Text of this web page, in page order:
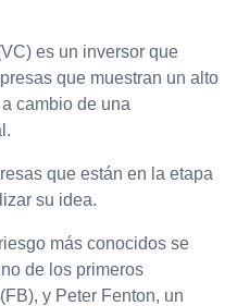
es un inversor que
que muestran un alto
cambio de una
que están en la etapa
su idea.
más conocidos se
de los primeros
y Peter Fenton, un